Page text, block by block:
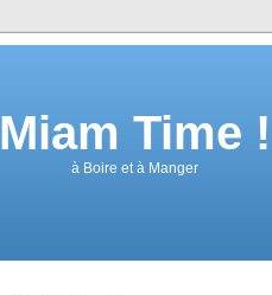
Miam Time !
à Boire et à Manger